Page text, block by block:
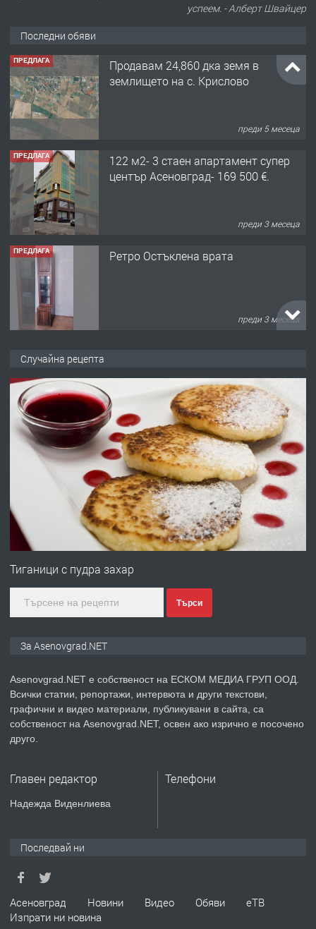
успеем. - Алберт Швайцер
Последни обяви
ПРЕДЛАГА
Продавам 24,860 дка земя в
землището на с. Крислово
преди 5 месеца
ПРЕДЛАГА
122 м2- 3 стаен апартамент супер
център Асеновград- 169 500 €.
преди 3 месеца
ПРЕДЛАГА Ретро Остъклена врата
преди 3 месеца
преди 10 месеца
ПРЕДЛАГА
Професионална броячна машина -
със сертификат от ЕЦБ
преди 1 година
ПРЕДЛАГА
Професионална зеленчукорезачка
преди 2 години
ПРЕДЛАГА
Давам индивидуалани уроци по
ремонт на покриви
ПРЕДЛАГА
Случайна рецепта
Тиганици с пудра захар
Търси
За Asenovgrad.NET
Asenovgrad.NET е собственост на ЕСКОМ МЕДИА ГРУП ООД.
Всички статии, репортажи, интервюта и други текстови,
графични и видео материали, публикувани в сайта, са
собственост на Asenovgrad.NET, освен ако изрично е посочено
друго.
Главен редактор
Надежда Виденлиева
Телефони
Последвай ни
Асеновград Новини Видео Обяви
еТВ
Изпрати ни новина